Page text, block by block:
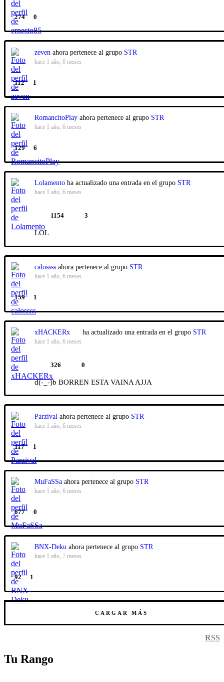
274 0
zeven ahora pertenece al grupo STR
hace 1 año, 6 meses
112 1
RomancitoPlay ahora pertenece al grupo STR
hace 1 año, 6 meses
129 6
Lolamento ha actualizado una entrada en el grupo STR
hace 1 año, 6 meses
1154 3
LOL
calossss ahora pertenece al grupo STR
hace 1 año, 6 meses
159 1
xHACKERx ha actualizado una entrada en el grupo STR
hace 1 año, 6 meses
326 0
d(-_-)b BORREN ESTA VAINA AJJA
Parzival ahora pertenece al grupo STR
hace 1 año, 6 meses
117 1
MuFaSSa ahora pertenece al grupo STR
hace 1 año, 6 meses
677 0
BNX-Deku ahora pertenece al grupo STR
hace 1 año, 7 meses
92 1
CARGAR MÁS
RSS
Tu Rango